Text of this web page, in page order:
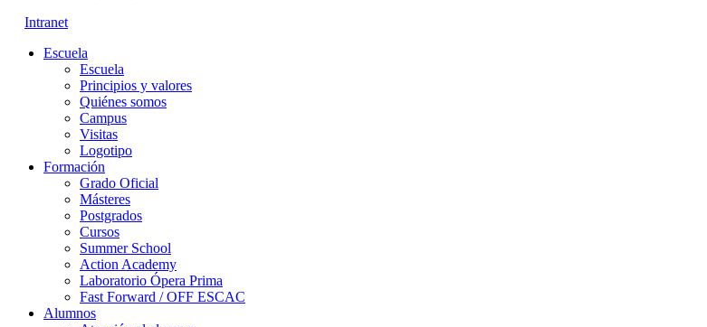
Intranet
Escuela
Escuela
Principios y valores
Quiénes somos
Campus
Visitas
Logotipo
Formación
Grado Oficial
Másteres
Postgrados
Cursos
Summer School
Action Academy
Laboratorio Ópera Prima
Fast Forward / OFF ESCAC
Alumnos